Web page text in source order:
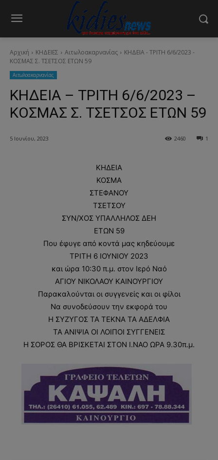
Αρχική ΚΗΔΕΙΕΣ Aιτωλοακαρνανίας
ΚΗΔΕΙΑ - ΤΡΙΤΗ 6/6/2023 -
ΚΟΣΜΑΣ Σ. ΤΣΕΤΣΟΣ ΕΤΩΝ 59
Aιτωλοακαρνανίας
ΚΗΔΕΙΑ – ΤΡΙΤΗ 6/6/2023 –
ΚΟΣΜΑΣ Σ. ΤΣΕΤΣΟΣ ΕΤΩΝ 59
5 Ιουνίου, 2023 1
2460
ΚΗΔΕΙΑ
ΚΟΣΜΑ
ΣΤΕΦΑΝΟΥ
ΤΣΕΤΣΟΥ
ΣΥΝ/ΧΟΣ ΥΠΑΛΛΗΛΟΣ ΔΕΗ
ΕΤΩΝ 59
Που έφυγε από κοντά μας κηδεύουμε
ΤΡΙΤΗ 6 ΙΟΥΝΙΟΥ 2023
και ώρα 10:30 π.μ. στον Ιερό Ναό
ΑΓΙΟΥ ΝΙΚΟΛΑΟΥ ΚΑΙΝΟΥΡΓΙΟΥ
Παρακαλούνται οι συγγενείς και οι φίλοι
Να συνοδεύσουν την εκφορά του
Η ΣΥΖΥΓΟΣ ΤΑ ΤΕΚΝΑ ΤΑ ΑΔΕΛΦΙΑ
ΤΑ ΑΝΙΨΙΑ ΟΙ ΛΟΙΠΟΙ ΣΥΓΓΕΝΕΙΣ
Η ΣΟΡΟΣ ΘΑ ΒΡΙΣΚΕΤΑΙ ΣΤΟΝ Ι.ΝΑΟ ΩΡΑ 9.30π.μ.